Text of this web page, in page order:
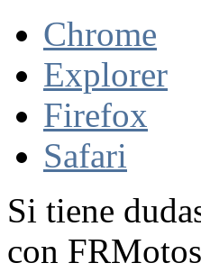
Chrome
Explorer
Firefox
Safari
Si tiene
con